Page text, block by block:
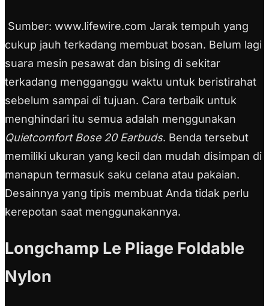
Sumber: www.lifewire.com Jarak tempuh yang
cukup jauh terkadang membuat bosan. Belum lagi
suara mesin pesawat dan bising di sekitar
terkadang mengganggu waktu untuk beristirahat
sebelum sampai di tujuan. Cara terbaik untuk
menghindari itu semua adalah menggunakan
Quietcomfort Bose 20 Earbuds. Benda tersebut
memiliki ukuran yang kecil dan mudah disimpan di
manapun termasuk saku celana atau pakaian.
Desainnya yang tipis membuat Anda tidak perlu
kerepotan saat menggunakannya.
Longchamp Le Pliage Foldable
Nylon